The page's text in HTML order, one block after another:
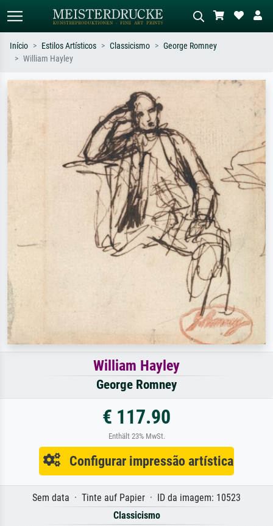
impressionismo, onda de Hokusai, nu.
Descreva a cena – ex: prado verde,
abstrato com muito vermelho, pintura
a óleo escura, nu em pé ao lado de
Início Estilos Artísticos Classicismo
George Romney
William Hayley
William Hayley
George Romney
€ 117.90
Enthält 23% MwSt.
Configurar impressão artística
Sem data · Tinte auf Papier · ID da imagem: 10523
Classicismo